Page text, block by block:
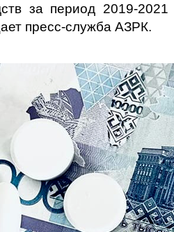
за период 2019-2021
пресс-служба АЗРК.